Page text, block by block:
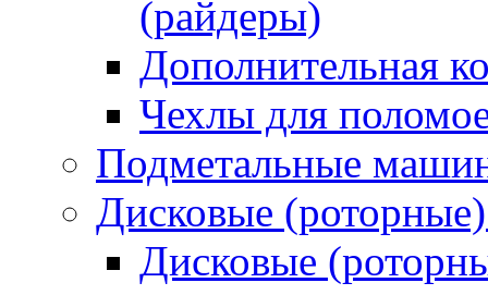
(райдеры)
Дополнительная
Чехлы для
Подметальные
Дисковые
Дисковые